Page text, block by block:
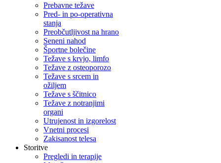
Prebavne težave
Pred- in po-operativna
stanja
Preobčutljivost na hrano
Seneni nahod
Športne bolečine
Težave s krvjo, limfo
Težave z osteoporozo
Težave s srcem in
ožiljem
Težave s ščitnico
Težave z notranjimi
organi
Utrujenost in izgorelost
Vnetni procesi
Zakisanost telesa
Storitve
Pregledi in terapije